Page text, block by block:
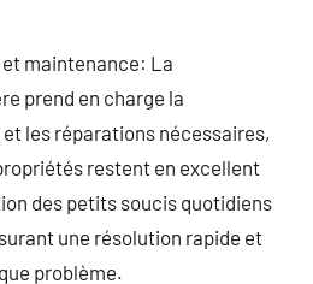
maintenance: La
prend en charge la
les réparations nécessaires,
restent en excellent
des petits soucis quotidiens
une résolution rapide et
problème.